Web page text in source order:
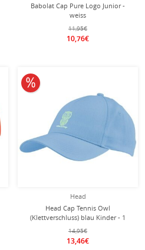
Babolat Cap Pure Logo Junior -
weiss
11,95€
10,76€
Head
Head Cap Tennis Owl
(Klettverschluss) blau Kinder - 1
Stück
14,95€
13,46€
10% reduziert